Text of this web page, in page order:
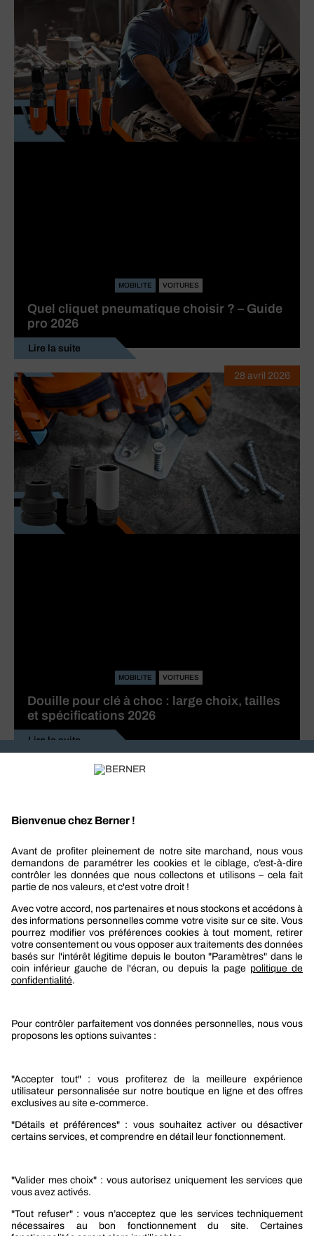
MOBILITE VOITURES
Quel cliquet pneumatique choisir ? – Guide
pro 2026
Lire la suite
MOBILITE VOITURES
Douille pour clé à choc : large choix, tailles
et spécifications 2026
Lire la suite
28 avril 2026
Berner
Boutique Berner
Boutique Berner Industry Services
Le groupe Berner
Nos produits
Sélection produits automobile
Sélection produits bâtiment
Promotions
Nouveautés mobilité
Nouveautés construction